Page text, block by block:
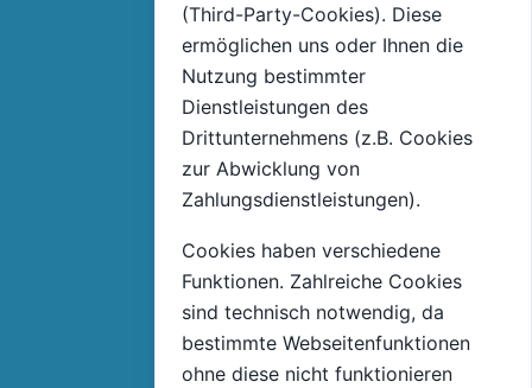
(Third-Party-Cookies). Diese
ermöglichen uns oder Ihnen die
Nutzung bestimmter
Dienstleistungen des
Drittunternehmens (z.B. Cookies
zur Abwicklung von
Zahlungsdienstleistungen).
Cookies haben verschiedene
Funktionen. Zahlreiche Cookies
sind technisch notwendig, da
bestimmte Webseitenfunktionen
ohne diese nicht funktionieren